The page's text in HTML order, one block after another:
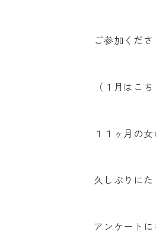
ご参加くだ
（１月はこ
１１ヶ月の
久しぶりに
アンケート